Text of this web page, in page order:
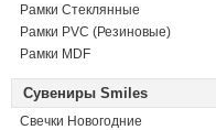
Рамки Стеклянные
Рамки PVC (Резиновые)
Рамки MDF
Сувениры Smiles
Свечки Новогодние